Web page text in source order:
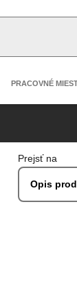
PRACOVNÉ
Prejsť na
Opis